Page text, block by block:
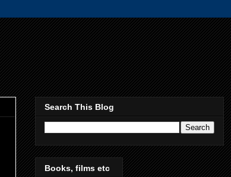
Search This Blog
Books, films etc